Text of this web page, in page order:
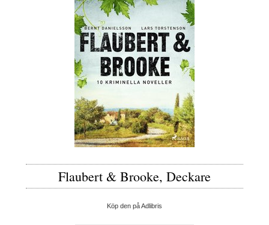
Flaubert & Brooke, Deckare
Köp den på Adlibris